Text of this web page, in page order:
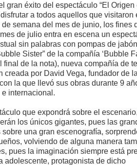
gran éxito del espectáculo “El Origen
a todos aquellos que visitaron
semana del mes de junio, los fines
de julio entra en escena un
sin palabras con pompas de jabón
Sister” de la compañía ‘Bubble
final de la nota), nueva compañía de
creada por David Vega, fundador de
con la que llevó sus obras durante 9
internacional.
que expondrá sobre el
los únicos gigantes, pues las
sobre una gran escenografía,
volviendo de alguna manera
pues la imaginación siempre está
adolescente, protagonista de dicho